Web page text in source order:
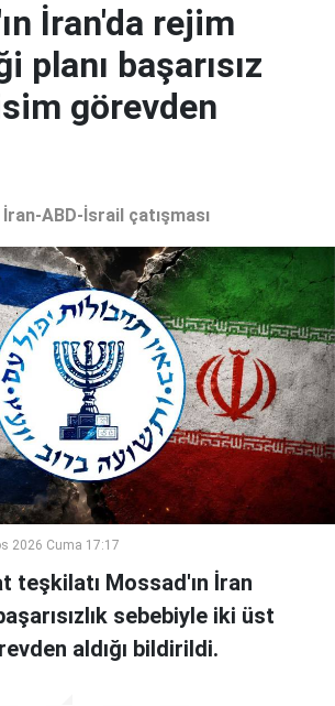
İran'da rejim
planı başarısız
görevden
İran-ABD-İsrail çatışması
2026 Cuma 17:17
teşkilatı Mossad'ın İran
sebebiyle iki üst
aldığı bildirildi.